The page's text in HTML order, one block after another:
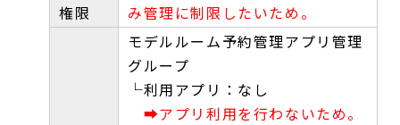
権限
み管理に制限したいため。
モデルルーム予約管理アプリ管理
グループ
└利用アプリ：なし
➡アプリ利用を行わないため。